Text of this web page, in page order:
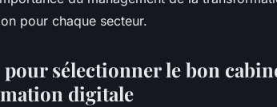
pour chaque secteur.
sélectionner le bon
digitale